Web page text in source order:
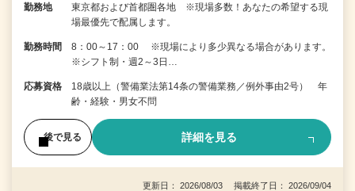
勤務地
東京都および首都圏各地 ※現場多数！あなたの希望する現
場最優先で配属します。
勤務時間
8：00～17：00 ※現場により多少異なる場合があります。
※シフト制・週2～3日…
応募資格
18歳以上（警備業法第14条の警備業務／例外事由2号） 年
齢・経験・男女不問
後で見る 詳細を見る
更新日： 2026/08/03 掲載終了日： 2026/09/04